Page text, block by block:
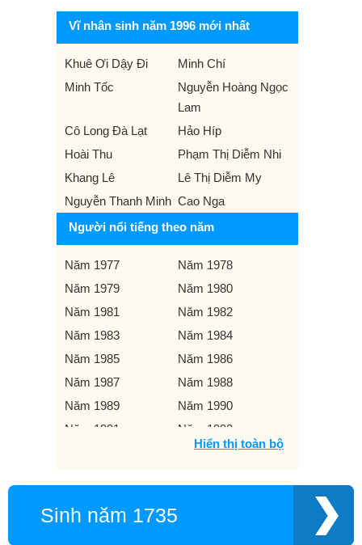
Vĩ nhân sinh năm 1996 mới nhất
Khuê Ơi Dậy Đi
Minh Chí
Minh Tốc
Nguyễn Hoàng Ngọc
Lam
Cô Long Đà Lạt
Hảo Híp
Hoài Thu
Phạm Thị Diễm Nhi
Khang Lê
Lê Thị Diễm My
Nguyễn Thanh Minh Cao Nga
Người nổi tiếng theo năm
Năm 1977
Năm 1978
Năm 1979
Năm 1980
Năm 1981
Năm 1982
Năm 1983
Năm 1984
Năm 1985
Năm 1986
Năm 1987
Năm 1988
Năm 1989
Năm 1990
Năm 1991
Năm 1992
Năm 1994
Năm 1999
Hiển thị toàn bộ
Sinh năm 1735